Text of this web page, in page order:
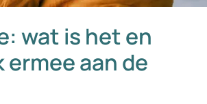
wat is het en
ermee aan de